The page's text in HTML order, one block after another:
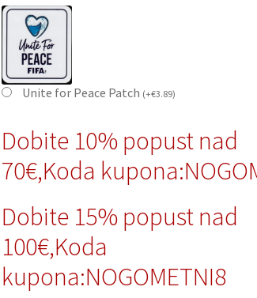
Unite for Peace Patch (+€3.89)
Dobite 10% popust nad
70€,Koda
Dobite 15% popust nad
100€,Koda
kupona:NOGOMETNI8